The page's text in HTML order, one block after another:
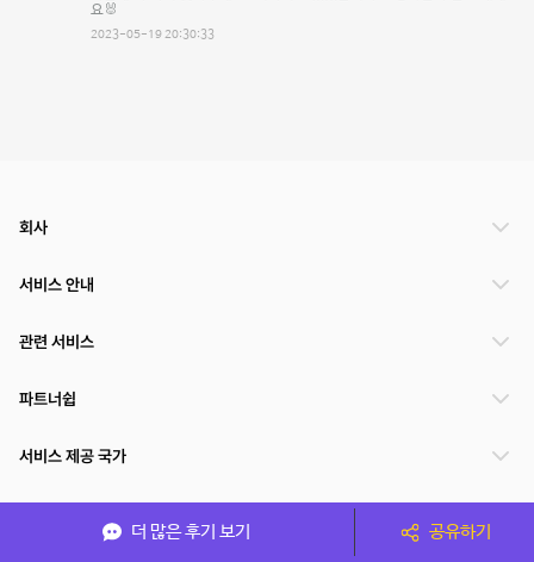
요🐰
2023-05-19 20:30:33
더 많은 후기 보기 공유하기
회사
서비스 안내
관련 서비스
파트너쉽
서비스 제공 국가
(주)NSPACE 사업자정보